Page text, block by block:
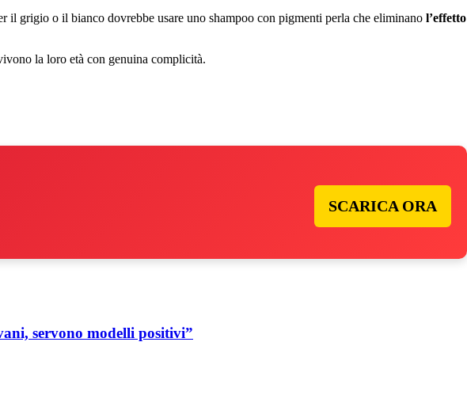
grigio o il bianco dovrebbe usare uno shampoo con pigmenti perla che eliminano l’effetto
la loro età con genuina complicità.
SCARICA ORA
servono modelli positivi”